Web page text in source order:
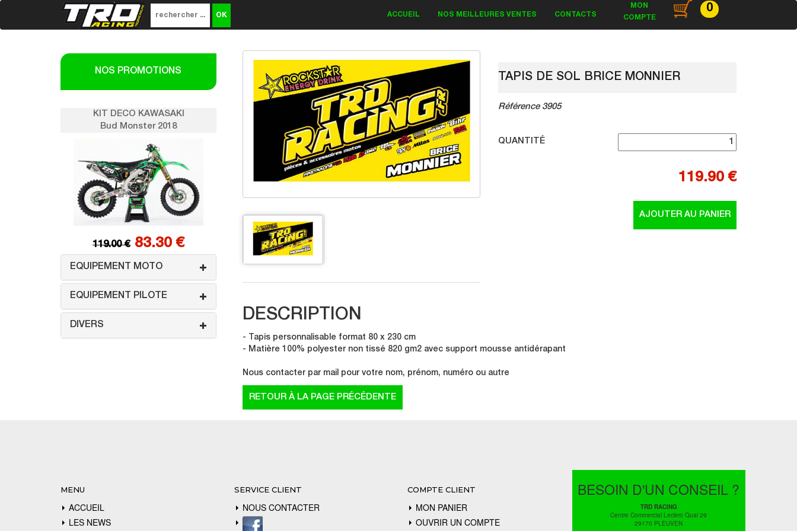
ACCUEIL NOS MEILLEURES VENTES CONTACTS
MON
COMPTE
0
NOS PROMOTIONS
KIT DECO KAWASAKI
Bud Monster 2018
119.00 € 83.30 €
KIT DECO KAWASAKI
Bud Monster 2018
119.00 €83.30 €
EQUIPEMENT MOTO
EQUIPEMENT PILOTE
DIVERS
TAPIS DE SOL BRICE MONNIER
Référence 3905
QUANTITÉ
119.90 €
DESCRIPTION
- Tapis personnalisable format 80 x 230 cm
- Matière 100% polyester non tissé 820 gm2 avec support mousse antidérapant
Nous contacter par mail pour votre nom, prénom, numéro ou autre
MENU
ACCUEIL
LES NEWS
SERVICE CLIENT
NOUS CONTACTER
COMPTE CLIENT
MON PANIER
OUVRIR UN COMPTE
BESOIN D'UN CONSEIL ?
TRD RACING
Centre Commercial Leclerc Quai 29
29170 PLEUVEN